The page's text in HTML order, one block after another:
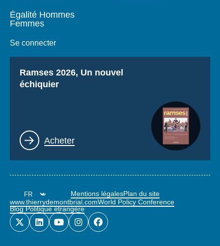
Égalité Hommes
Femmes
Se connecter
Titre
Ramses 2026, Un nouvel
échiquier
Lien
Acheter
Mentions légalesPlan du site
www.thierrydemontbrial.comWorld Policy Conference
Blog Politique étrangère